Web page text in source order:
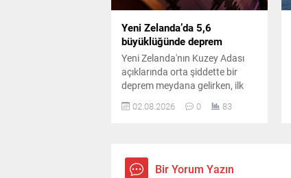
Yeni Zelanda’da 5,6
büyüklüğünde deprem
Yeni Zelanda'nın Kuzey Adası
açıklarında orta şiddette bir
deprem meydana gelirken, ilk
belirlemelere göre herhangi bir
can veya mal kaybı yaşanmadı.
02.08.2026 0 83
Bir Yorum Yazın